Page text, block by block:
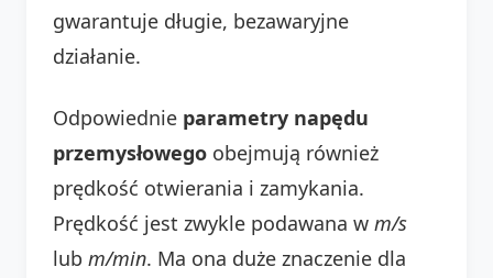
gwarantuje długie, bezawaryjne
działanie.
Odpowiednie parametry napędu
przemysłowego obejmują również
prędkość otwierania i zamykania.
Prędkość jest zwykle podawana w m/s
lub m/min. Ma ona duże znaczenie dla